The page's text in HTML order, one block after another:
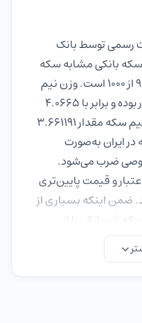
رسمی توسط بانک
بانکی مشابه سکه
تمام بهار آزادی برابر با 21.6 یا 900 از 1000 است. وزن نیم
سکه دقیقاََ نصف سکه تمام بهار بوده و برابر با 4.0665
گرم است. باتوجه‌به عیار 21.6، نیم سکه مقدار 3.661191
ایران به‌صورت
ضرب می‌شود.
و قیمت پایین‌تری
ضمن اینکه بسیاری از
را از
خیلی از کارشناسان
خریداری نکنید.
سال 1386، نیم سکه‌های جدید را با
که قبل از سال